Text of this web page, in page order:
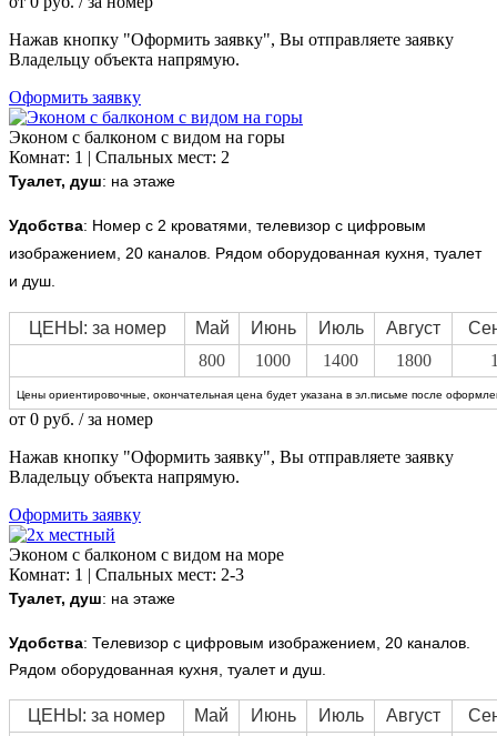
Нажав кнопку "Оформить заявку", Вы отправляете заявку
Владельцу объекта напрямую.
Оформить заявку
Эконом с балконом с видом на горы
Комнат: 1 | Спальных мест: 2
Туалет, душ: на этаже
Удобства: Номер с 2 кроватями, телевизор с цифровым
изображением, 20 каналов. Рядом оборудованная кухня, туалет
и душ.
ЦЕНЫ: за номер Май Июнь Июль Август
800
1000 1400 1800
Цены ориентировочные, окончательная цена будет указана в эл.письме после
от 0 руб. / за номер
Нажав кнопку "Оформить заявку", Вы отправляете заявку
Владельцу объекта напрямую.
Оформить заявку
Эконом с балконом с видом на море
Комнат: 1 | Спальных мест: 2-3
Туалет, душ: на этаже
Удобства: Телевизор с цифровым изображением, 20 каналов.
Рядом оборудованная кухня, туалет и душ.
ЦЕНЫ: за номер Май Июнь Июль Август